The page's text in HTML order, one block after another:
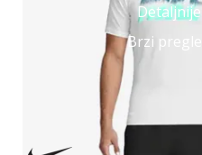
Detaljnije
Brzi pregled